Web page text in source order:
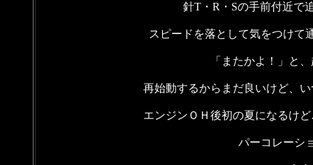
針T・R・Sの手前付近で
スピードを落として気をつけて
「またかよ！」と
再始動するからまだ良いけど、
エンジンＯＨ後初の夏になるけ
パーコレーシ